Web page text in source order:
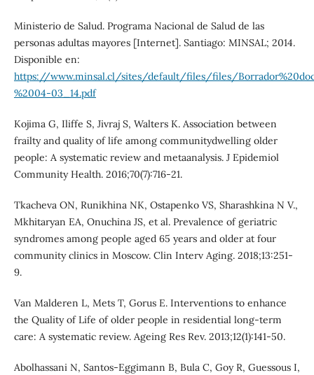
Ministerio de Salud. Programa Nacional de Salud de las
personas adultas mayores [Internet]. Santiago: MINSAL; 2014.
Disponible en:
https://www.minsal.cl/sites/default/files/files/
%2004-03_14.pdf
Kojima G, Iliffe S, Jivraj S, Walters K. Association between
frailty and quality of life among communitydwelling older
people: A systematic review and metaanalysis. J Epidemiol
Community Health. 2016;70(7):716-21.
Tkacheva ON, Runikhina NK, Ostapenko VS, Sharashkina N V.,
Mkhitaryan EA, Onuchina JS, et al. Prevalence of geriatric
syndromes among people aged 65 years and older at four
community clinics in Moscow. Clin Interv Aging. 2018;13:251-
9.
Van Malderen L, Mets T, Gorus E. Interventions to enhance
the Quality of Life of older people in residential long-term
care: A systematic review. Ageing Res Rev. 2013;12(1):141-50.
Abolhassani N, Santos-Eggimann B, Bula C, Goy R, Guessous I,